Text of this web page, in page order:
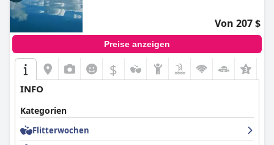
Von 207 $
Preise anzeigen
$
INFO
Kategorien
Flitterwochen